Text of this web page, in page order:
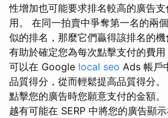
性增加也可能要求排名較高的廣告
用。 在同一拍賣中爭奪第一名的兩
似的排名，那麼它們贏得該排名的
有助於確定您為每次點擊支付的費
可以在 Google local seo Ads 帳戶
品質得分，從而輕鬆提高品質得分
點擊您的廣告時您願意支付的金額
越有可能在 SERP 中將您的廣告顯